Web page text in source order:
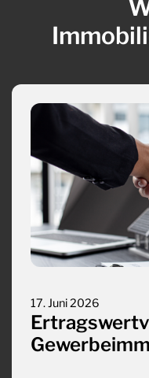
17. Juni 2026